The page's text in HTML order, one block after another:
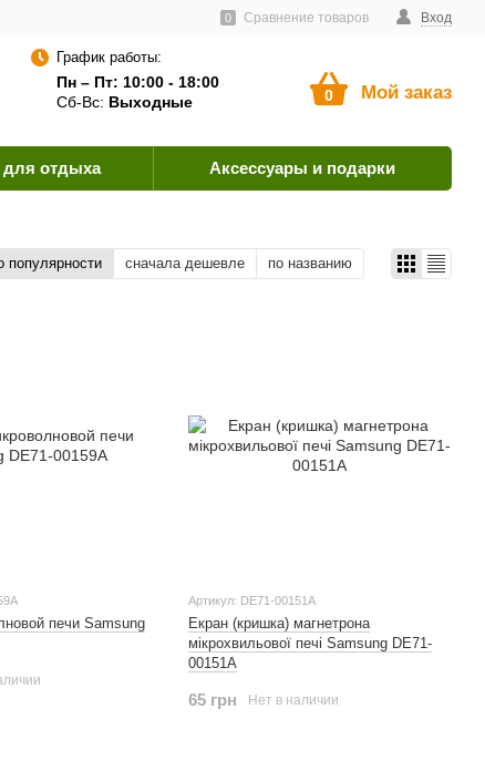
Пользовательское соглашение Как оплатить? Вход
0 Сравнение товаров
График работы:
Пн – Пт: 10:00 - 18:00
Сб-Вс: Выходные 0 Мой заказ
отдыха Аксессуары и подарки
популярности сначала дешевле по названию
печи Samsung
Артикул: DE71-00151A
Екран (кришка) магнетрона
мікрохвильової печі Samsung DE71-
00151A
65 грн Нет в наличии